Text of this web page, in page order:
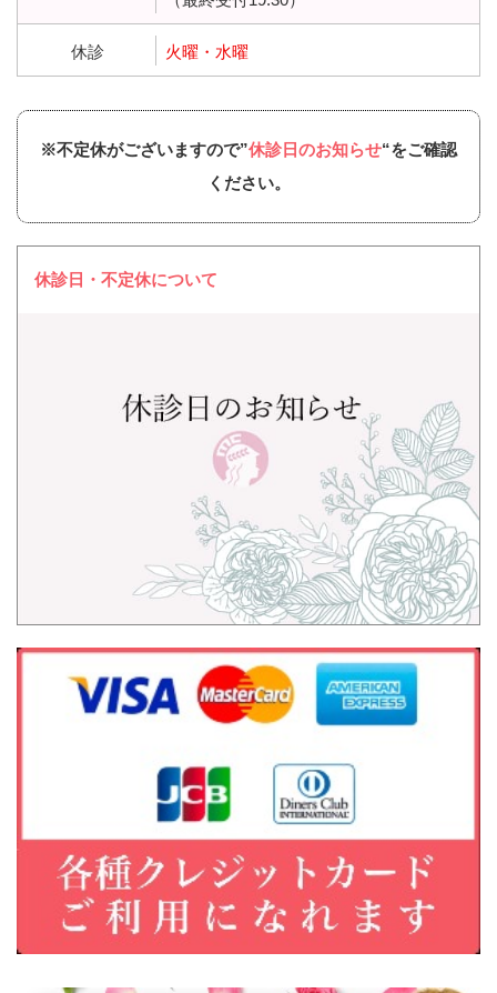
休診 火曜・水曜
※不定休がございますので”休診日のお知らせ“をご確認
ください。
休診日・不定休について